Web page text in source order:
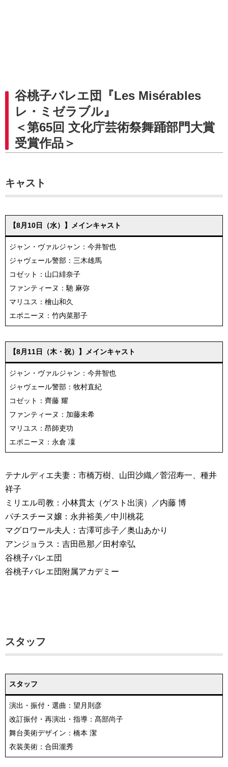
谷桃子バレエ団『Les Misérables
レ・ミゼラブル』
＜第65回 文化庁芸術祭舞踊部門大賞
受賞作品＞
キャスト
【8月10日（水）】メインキャスト
ジャン・ヴァルジャン：今井智也
ジャヴェール警部：三木雄馬
コゼット：山口緋奈子
ファンティーヌ：馳 麻弥
マリユス：檜山和久
エポニーヌ：竹内菜那子
【8月11日（木・祝）】メインキャスト
ジャン・ヴァルジャン：今井智也
ジャヴェール警部：牧村直紀
コゼット：齊藤 耀
ファンティーヌ：加藤未希
マリユス：昂師吏功
エポニーヌ：永倉 凜
テナルディエ夫妻：市橋万樹、山田沙織／菅沼寿一、種井
祥子
ミリエル司教：小林貫太（ゲスト出演）／内藤 博
パチスチーヌ嬢：永井裕美／中川桃花
マグロワール夫人：古澤可歩子／奥山あかり
アンジョラス：吉田邑那／田村幸弘
谷桃子バレエ団
谷桃子バレエ団附属アカデミー
スタッフ
スタッフ
演出・振付・選曲：望月則彦
改訂振付・再演出・指導：髙部尚子
舞台美術デザイン：橋本 潔
衣装美術：合田瀧秀